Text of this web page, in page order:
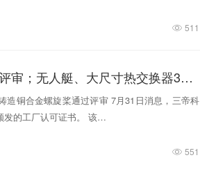
511
3D打印铸造铜合金螺旋桨通过评审；无人艇、大尺寸热交换器3D打印；人民网报道两家3D打印企业
铜合金螺旋桨通过评审 7月31日消息，三帝科
发的工厂认可证书。 该…
551